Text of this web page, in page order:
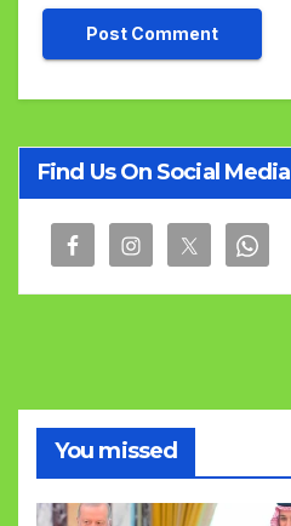
Find Us On Social Media
You missed